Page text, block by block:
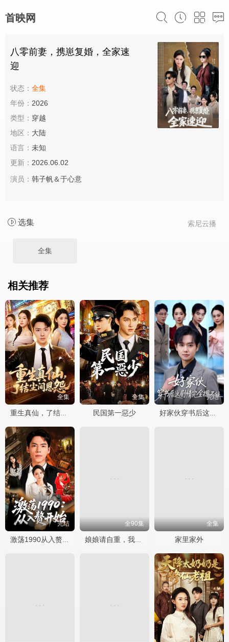
首映网
八零前妻，携崽复婚，全家速
迎
状态： 全集
年份： 2026
类型： 穿越
地区： 大陆
语言： 未知
更新： 2026.06.02
演员： 韩子帆＆于心意
索尼云播
选集
全集
相关推荐
全集
重生真仙，了结尘间恩怨
全集
民国第一惡少
完结
好家伙穿书后这剧情完全摁不住
完结
激荡1990从入赘开始
全90集
娘娘请自重，我真的不想代替陛下
全集
家里家外